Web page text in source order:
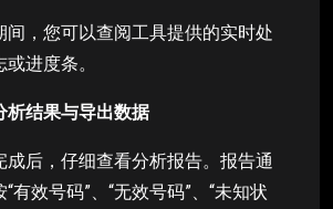
间，您可以查阅工具提供的实时处
进度条。
析结果与导出数据
成后，仔细查看分析报告。报告通
“有效号码”、“无效号码”、“未知状